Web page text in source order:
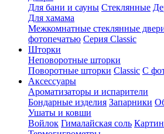
Для бани и сауны Стеклянные
Для хамама
Межкомнатные стеклянные
фотопечатью Серия Classic
Шторки
Неповоротные шторки
Поворотные шторки Classic С
Аксессуары
Ароматизаторы и испарители
Бондарные изделия Запарники
Ушаты и ковши
Войлок Гималайская соль